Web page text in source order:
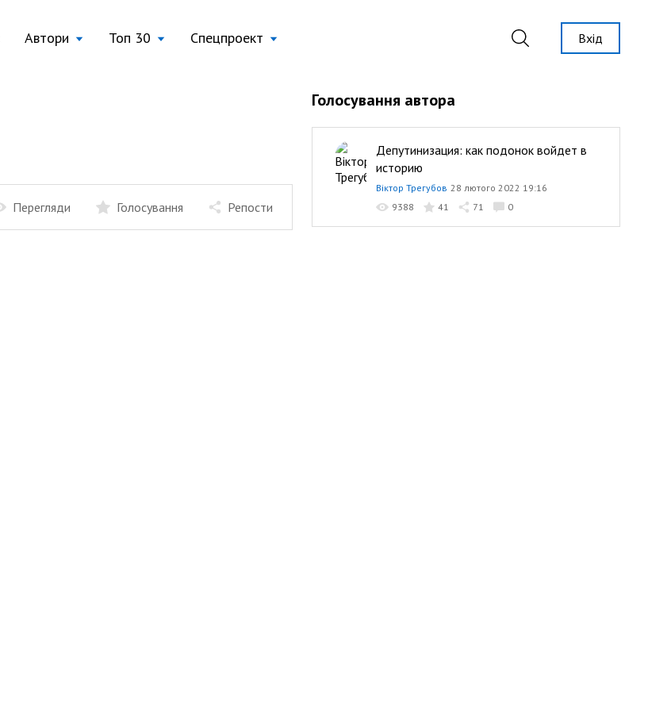
Автори Топ 30 Спецпроект Вхід
Перегляди Голосування Репости
Голосування автора
Депутинизация: как подонок войдет в
историю
Віктор Трегубов 28 лютого 2022 19:16
9388
41 71 0